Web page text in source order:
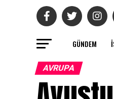
GÜNDEM
AVRUPA